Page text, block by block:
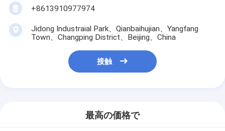
+8613910977974
Jidong Industraial Park、Qianbaihujian、Yangfang
Town、Changping District、Beijing、China
接触
最高の価格で